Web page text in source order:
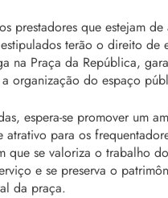
prestadores que estejam
terão o direito de
na Praça da República,
organização do espaço
espera-se promover um
atrativo para os
que se valoriza o trabalho
e se preserva o
da praça.